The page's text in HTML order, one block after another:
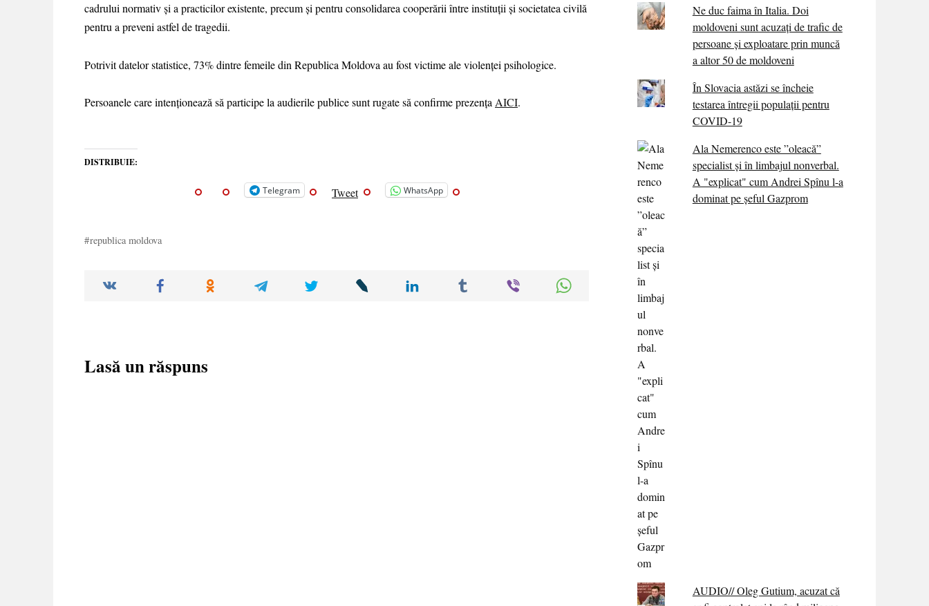
cadrului normativ și a practicilor existente, precum și pentru consolidarea cooperării între instituții și societatea civilă
pentru a preveni astfel de tragedii.
Potrivit datelor statistice, 73% dintre femeile din Republica Moldova au fost victime ale violenței psihologice.
Persoanele care intenționează să participe la audierile publice sunt rugate să confirme prezența AICI.
DISTRIBUIE:
Telegram Tweet WhatsApp
republica moldova
Lasă un răspuns
Ne duc faima în Italia. Doi
moldoveni sunt acuzați de trafic de
persoane și exploatare prin muncă
a altor 50 de moldoveni
În Slovacia astăzi se încheie
testarea întregii populații pentru
COVID-19
Ala Nemerenco este ”oleacă”
specialist și în limbajul nonverbal.
A "explicat" cum Andrei Spînu l-a
dominat pe șeful Gazprom
AUDIO// Oleg Gutium, acuzat că